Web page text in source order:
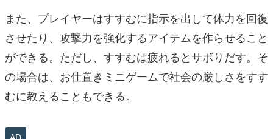
また、プレイヤーはすすむに指示を出して体力を回復
させたり、攻撃力を強化するアイテムを作らせること
ができる。ただし、すすむは疲れるとサボりだす。そ
の場合は、お仕置きミニゲームで社会の厳しさをすす
むに教えることもできる。